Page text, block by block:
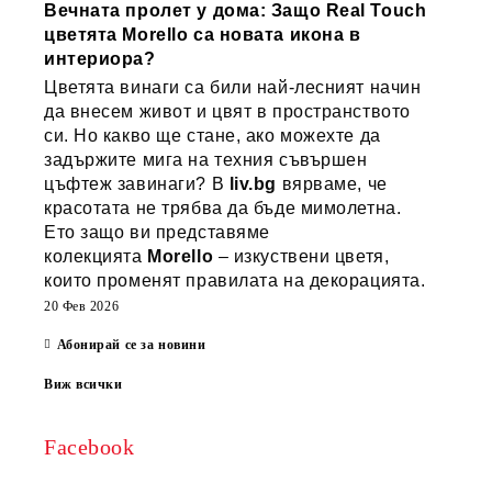
Вечната пролет у дома: Защо Real Touch
цветята Morello са новата икона в
интериора?
Цветята винаги са били най-лесният начин
да внесем живот и цвят в пространството
си. Но какво ще стане, ако можехте да
задържите мига на техния съвършен
цъфтеж завинаги? В
liv.bg вярваме, че
красотата не трябва да бъде мимолетна.
Ето защо ви представяме
колекцията Morello – изкуствени цветя,
които променят правилата на декорацията.
20 Фев 2026
Абонирай се за новини
Виж всички
Facebook